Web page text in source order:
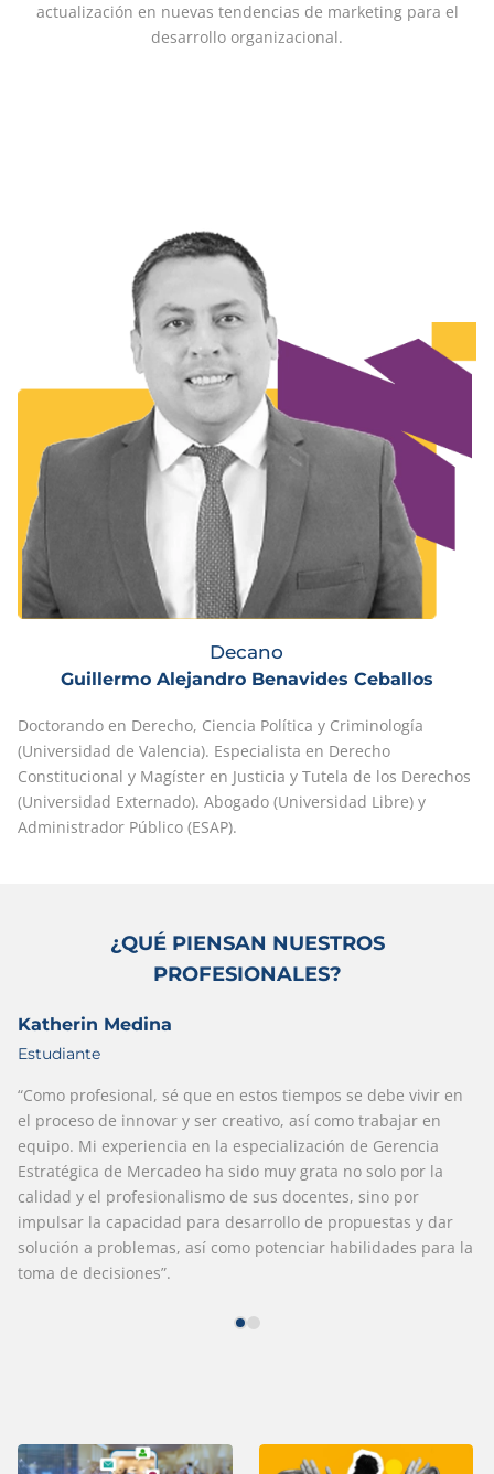
actualización en nuevas tendencias de marketing para el
desarrollo organizacional.
Decano
Guillermo Alejandro Benavides Ceballos
Doctorando en Derecho, Ciencia Política y Criminología
(Universidad de Valencia). Especialista en Derecho
Constitucional y Magíster en Justicia y Tutela de los Derechos
(Universidad Externado). Abogado (Universidad Libre) y
Administrador Público (ESAP).
¿QUÉ PIENSAN NUESTROS
PROFESIONALES?
Katherin Medina
Estudiante
“Como profesional, sé que en estos tiempos se debe vivir en
el proceso de innovar y ser creativo, así como trabajar en
equipo. Mi experiencia en la especialización de Gerencia
Estratégica de Mercadeo ha sido muy grata no solo por la
calidad y el profesionalismo de sus docentes, sino por
impulsar la capacidad para desarrollo de propuestas y dar
solución a problemas, así como potenciar habilidades para la
toma de decisiones”.